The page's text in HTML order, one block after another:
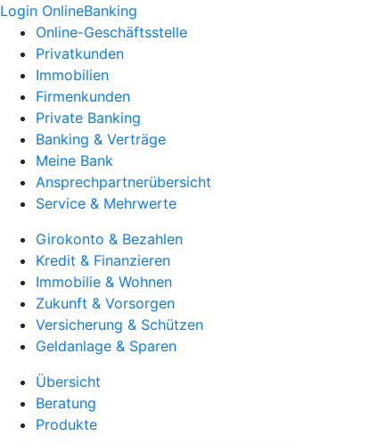
Login OnlineBanking
Online-Geschäftsstelle
Privatkunden
Immobilien
Firmenkunden
Private Banking
Banking & Verträge
Meine Bank
Ansprechpartnerübersicht
Service & Mehrwerte
Girokonto & Bezahlen
Kredit & Finanzieren
Immobilie & Wohnen
Zukunft & Vorsorgen
Versicherung & Schützen
Geldanlage & Sparen
Übersicht
Beratung
Produkte